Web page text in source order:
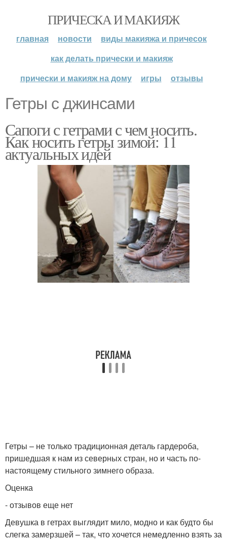
ПРИЧЕСКА И МАКИЯЖ
главная новости
виды макияжа и причесок
как делать прически и макияж
прически и макияж на дому
игры отзывы
Гетры с джинсами
Сапоги с гетрами с чем носить.
Как носить гетры зимой: 11
актуальных идей
Гетры – не только традиционная деталь гардероба,
пришедшая к нам из северных стран, но и часть по-
настоящему стильного зимнего образа.
Оценка
- отзывов еще нет
Девушка в гетрах выглядит мило, модно и как будто бы
слегка замерзшей – так, что хочется немедленно взять за